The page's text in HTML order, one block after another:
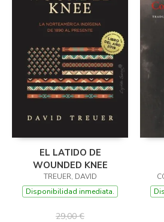
EL LATIDO DE
WOUNDED KNEE
TREUER, DAVID
Disponibilidad inmediata.
29,00 €